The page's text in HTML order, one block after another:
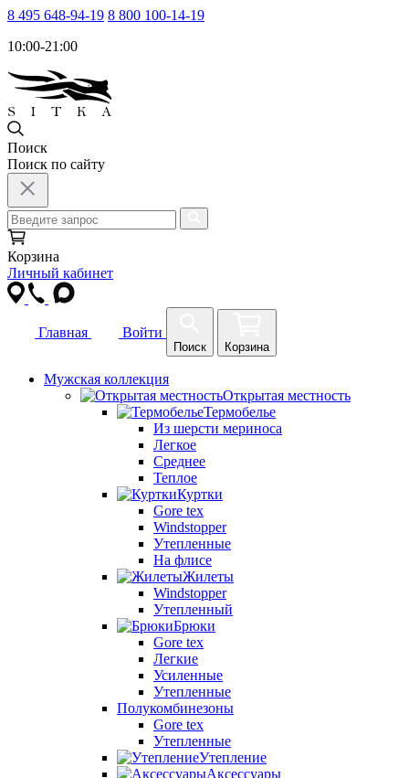
8 495 648-94-19 8 800 100-14-19
10:00-21:00
Поиск
Поиск по сайту
Корзина
Личный кабинет
Главная Войти
Поиск Корзина
Мужская коллекция
Открытая местность
Термобелье
Из шерсти мериноса
Легкое
Среднее
Теплое
Куртки
Gore tex
Windstopper
Утепленные
На флисе
Жилеты
Windstopper
Утепленный
Брюки
Gore tex
Легкие
Усиленные
Утепленные
Полукомбинезоны
Gore tex
Утепленные
Утепление
Аксессуары